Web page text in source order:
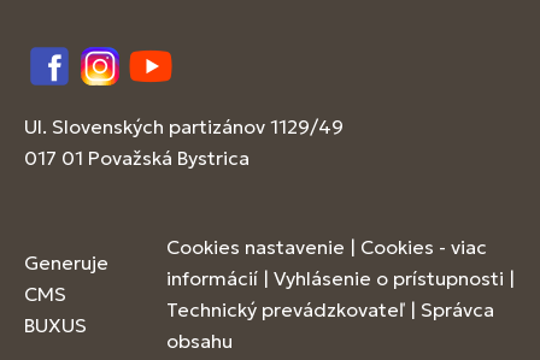
FacebookInstagram
YouTube
Ul. Slovenských partizánov 1129/49
017 01 Považská Bystrica
Generuje
CMS
BUXUS
Cookies nastavenie | Cookies - viac
informácií | Vyhlásenie o prístupnosti |
Technický prevádzkovateľ | Správca
obsahu